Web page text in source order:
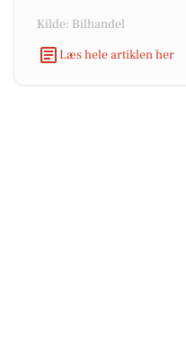
Kilde: Bilhandel
Læs hele artiklen her